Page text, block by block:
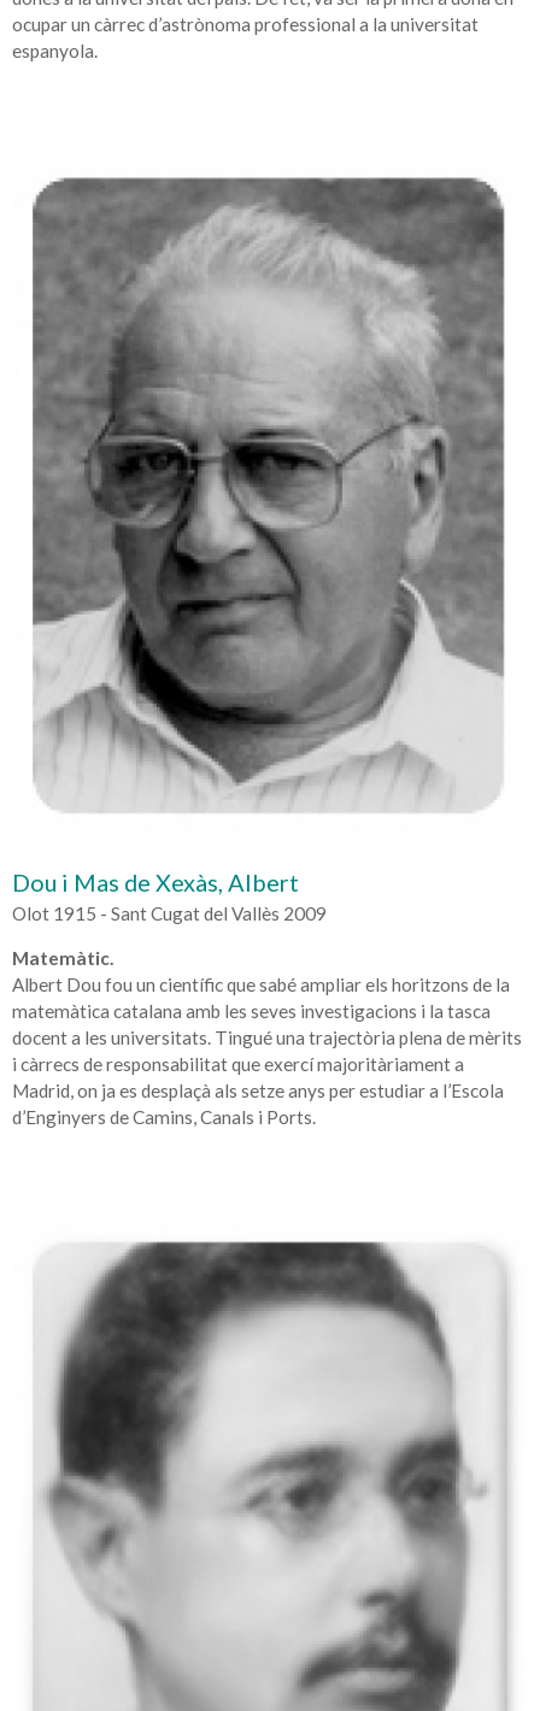
ocupar un càrrec d’astrònoma professional a la universitat
espanyola.
Dou i Mas de Xexàs, Albert
Olot 1915 - Sant Cugat del Vallès 2009
Matemàtic.
Albert Dou fou un científic que sabé ampliar els horitzons de la
matemàtica catalana amb les seves investigacions i la tasca
docent a les universitats. Tingué una trajectòria plena de mèrits
i càrrecs de responsabilitat que exercí majoritàriament a
Madrid, on ja es desplaçà als setze anys per estudiar a l’Escola
d’Enginyers de Camins, Canals i Ports.